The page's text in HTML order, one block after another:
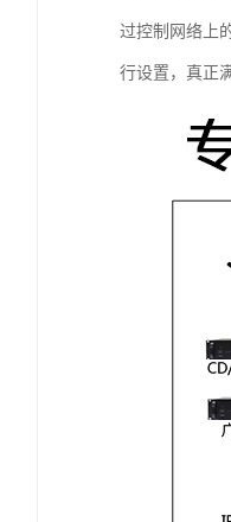
过控制网络上
行设置，真正